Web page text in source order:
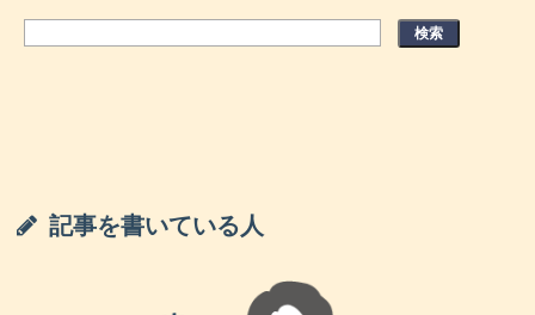
福島スーパー銭湯「ラビスパ裏磐梯」口コミ
福島スーパー銭湯「天宝の湯」口コミ＆情報
記事を書いている人